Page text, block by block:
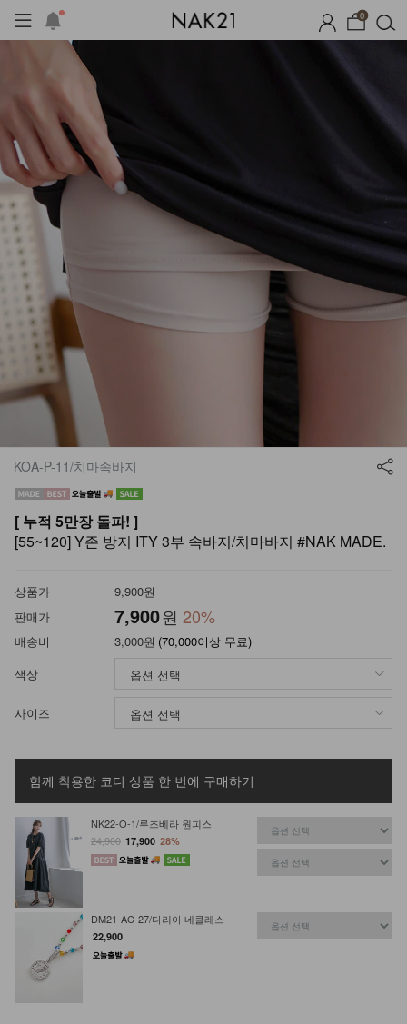
0
장마템 기획전
KOA-P-11/치마속바지
[ 누적 5만장 돌파! ]
[55~120] Y존 방지 ITY 3부 속바지/치마바지 #NAK MADE.
상품가
9,900원
판매가
7,900원 20%
배송비 3,000원 (70,000이상 무료)
색상
사이즈
함께 착용한 코디 상품 한 번에 구매하기
NK22-O-1/루즈베라 원피스
24,900 17,900 28%
DM21-AC-27/다리아 네클레스
22,900